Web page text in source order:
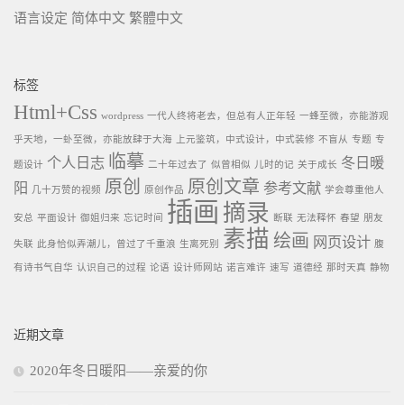
语言设定 简体中文 繁體中文
标签
Html+Css wordpress 一代人终将老去，但总有人正年轻 一蜂至微，亦能游观
乎天地，一虲至微，亦能放肆于大海 上元鉴筑，中式设计，中式装修 不盲从 专题 专
题设计 个人日志 临摹 二十年过去了 似曾相似 儿时的记 关于成长 冬日暖
阳
几十万赞的视频 原创 原创作品 原创文章 参考文献 学会尊重他人
安总 平面设计 御姐归来 忘记时间 插画 摘录 断联 无法释怀 春望 朋友
失联 此身恰似弄潮儿，曾过了千重浪 生离死别 素描 绘画 网页设计 腹
有诗书气自华 认识自己的过程 论语 设计师网站 诺言难许 速写 道德经 那时天真 静物
近期文章
2020年冬日暖阳——亲爱的你